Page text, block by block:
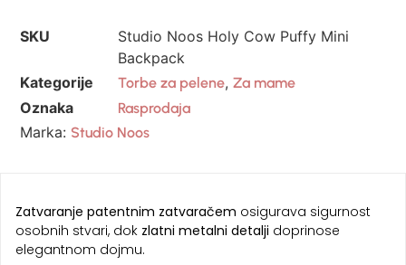
SKU
Studio Noos Holy Cow Puffy Mini
Backpack
Kategorije
Torbe za pelene,Za mame
Oznaka Rasprodaja
Marka: Studio Noos
Zatvaranje patentnim zatvaračem osigurava sigurnost
osobnih stvari, dok zlatni metalni detalji doprinose
elegantnom dojmu.